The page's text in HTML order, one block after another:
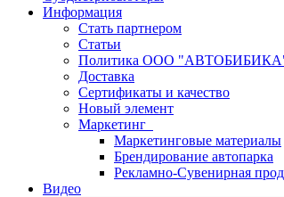
Информация
Стать партнером
Статьи
Политика ООО "АВТОБИБИКА" в
Доставка
Сертификаты и качество
Новый элемент
Маркетинг
Маркетинговые материалы
Брендирование автопарка
Рекламно-Сувенирная
Видео